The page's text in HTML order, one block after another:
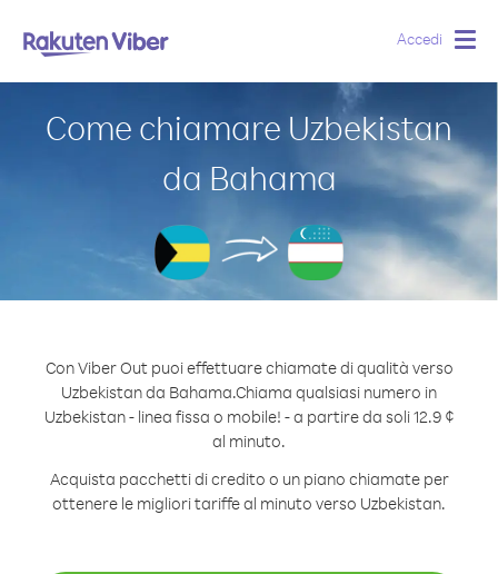
Accedi
Come chiamare Uzbekistan
da Bahama
Con Viber Out puoi effettuare chiamate di qualità verso
Uzbekistan da Bahama.Chiama qualsiasi numero in
Uzbekistan - linea fissa o mobile! - a partire da soli 12.9 ¢
al minuto.
Acquista pacchetti di credito o un piano chiamate per
ottenere le migliori tariffe al minuto verso Uzbekistan.